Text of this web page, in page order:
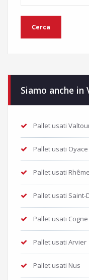
Siamo anche in
Pallet usati
Pallet usati Oyace
Pallet usati
Pallet usati Saint-
Pallet usati Cogne
Pallet usati Arvier
Pallet usati Nus